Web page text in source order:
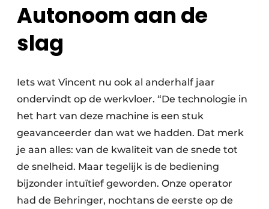
Autonoom aan de
slag
Iets wat Vincent nu ook al anderhalf jaar
ondervindt op de werkvloer. “De technologie in
het hart van deze machine is een stuk
geavanceerder dan wat we hadden. Dat merk
je aan alles: van de kwaliteit van de snede tot
de snelheid. Maar tegelijk is de bediening
bijzonder intuïtief geworden. Onze operator
had de Behringer, nochtans de eerste op de